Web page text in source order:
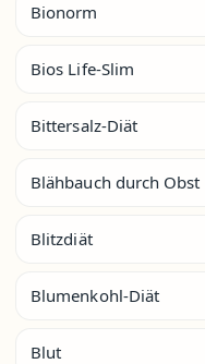
Bionorm
Bios Life-Slim
Bittersalz-Diät
Blähbauch durch Obst
Blitzdiät
Blumenkohl-Diät
Blut